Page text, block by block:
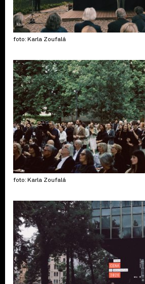
foto: Karla Zoufalá
foto: Karla Zoufalá